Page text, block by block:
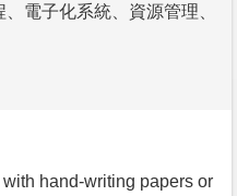
電子化系統、資源管理、
hand-writing papers or